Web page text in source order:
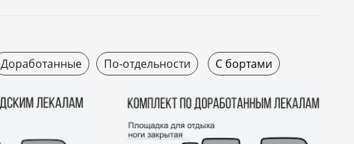
Доработанные По-отдельности С бортами